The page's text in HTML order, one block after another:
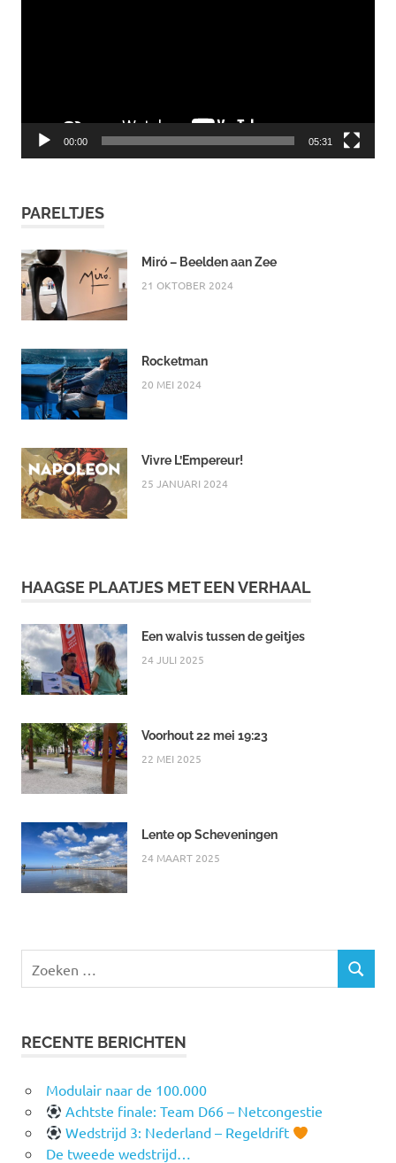
00:00 05:31
PARELTJES
Miró – Beelden aan Zee
21 OKTOBER 2024
Rocketman
20 MEI 2024
Vivre L’Empereur!
25 JANUARI 2024
HAAGSE PLAATJES MET EEN VERHAAL
Een walvis tussen de geitjes
24 JULI 2025
Voorhout 22 mei 19:23
22 MEI 2025
Lente op Scheveningen
24 MAART 2025
naar:
ZOEKEN
RECENTE BERICHTEN
Modulair naar de 100.000
Achtste finale: Team D66 – Netcongestie
Wedstrijd 3: Nederland – Regeldrift
De tweede wedstrijd…